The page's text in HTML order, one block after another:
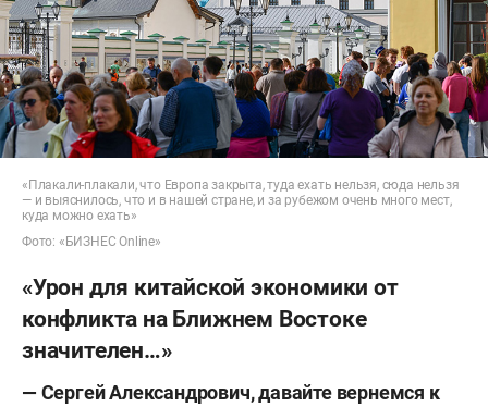
«Плакали-плакали, что Европа закрыта, туда ехать нельзя, сюда нельзя
— и выяснилось, что и в нашей стране, и за рубежом очень много мест,
куда можно ехать»
Фото: «БИЗНЕС Online»
«Урон для китайской экономики от
конфликта на Ближнем Востоке
значителен…»
— Сергей Александрович, давайте вернемся к